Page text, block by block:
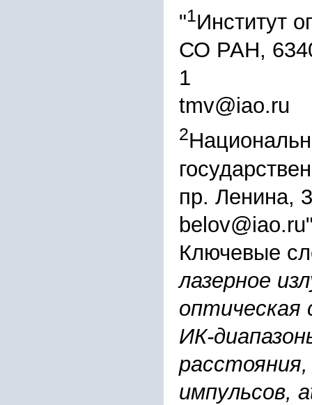
"1Институт
СО РАН,
1
tmv@iao.ru
2
пр. Ленина,
Ключевые
лазерное
оптическая
ИК-
импульсов,